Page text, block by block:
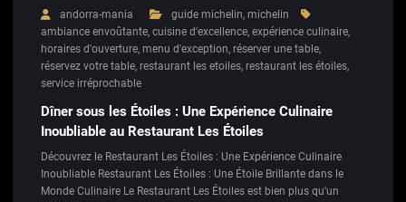
andorra-mania guide michelin, michelin
ambiance envoûtante, cuisine d'excellence, expérience culinaire,
horaires d'ouverture, menu d'exception, réserver une table,
réservez votre table, restaurant les etoiles, restaurant les étoiles,
service irréprochable
Dîner sous les Étoiles : Une Expérience Culinaire
Inoubliable au Restaurant Les Étoiles
Découvrez le Restaurant Les Étoiles : Une Expérience Culinaire
Inoubliable Restaurant Les Étoiles : Une Étoile Brillante dans le
Monde Culinaire Le Restaurant Les Étoiles est bien plus qu'un